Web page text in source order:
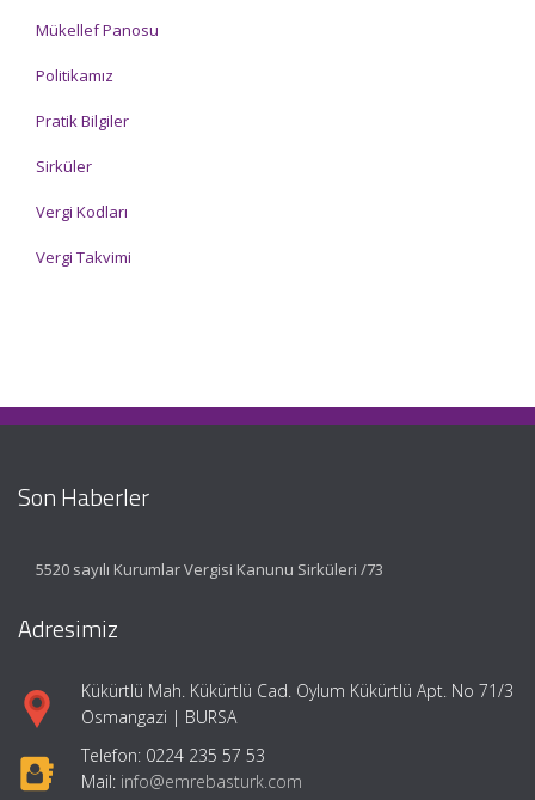
Mükellef Panosu
Politikamız
Pratik Bilgiler
Sirküler
Vergi Kodları
Vergi Takvimi
Son Haberler
5520 sayılı Kurumlar Vergisi Kanunu Sirküleri /73
Adresimiz
Kükürtlü Mah. Kükürtlü Cad. Oylum Kükürtlü Apt. No 71/3
Osmangazi | BURSA
Telefon: 0224 235 57 53
Mail: info@emrebasturk.com